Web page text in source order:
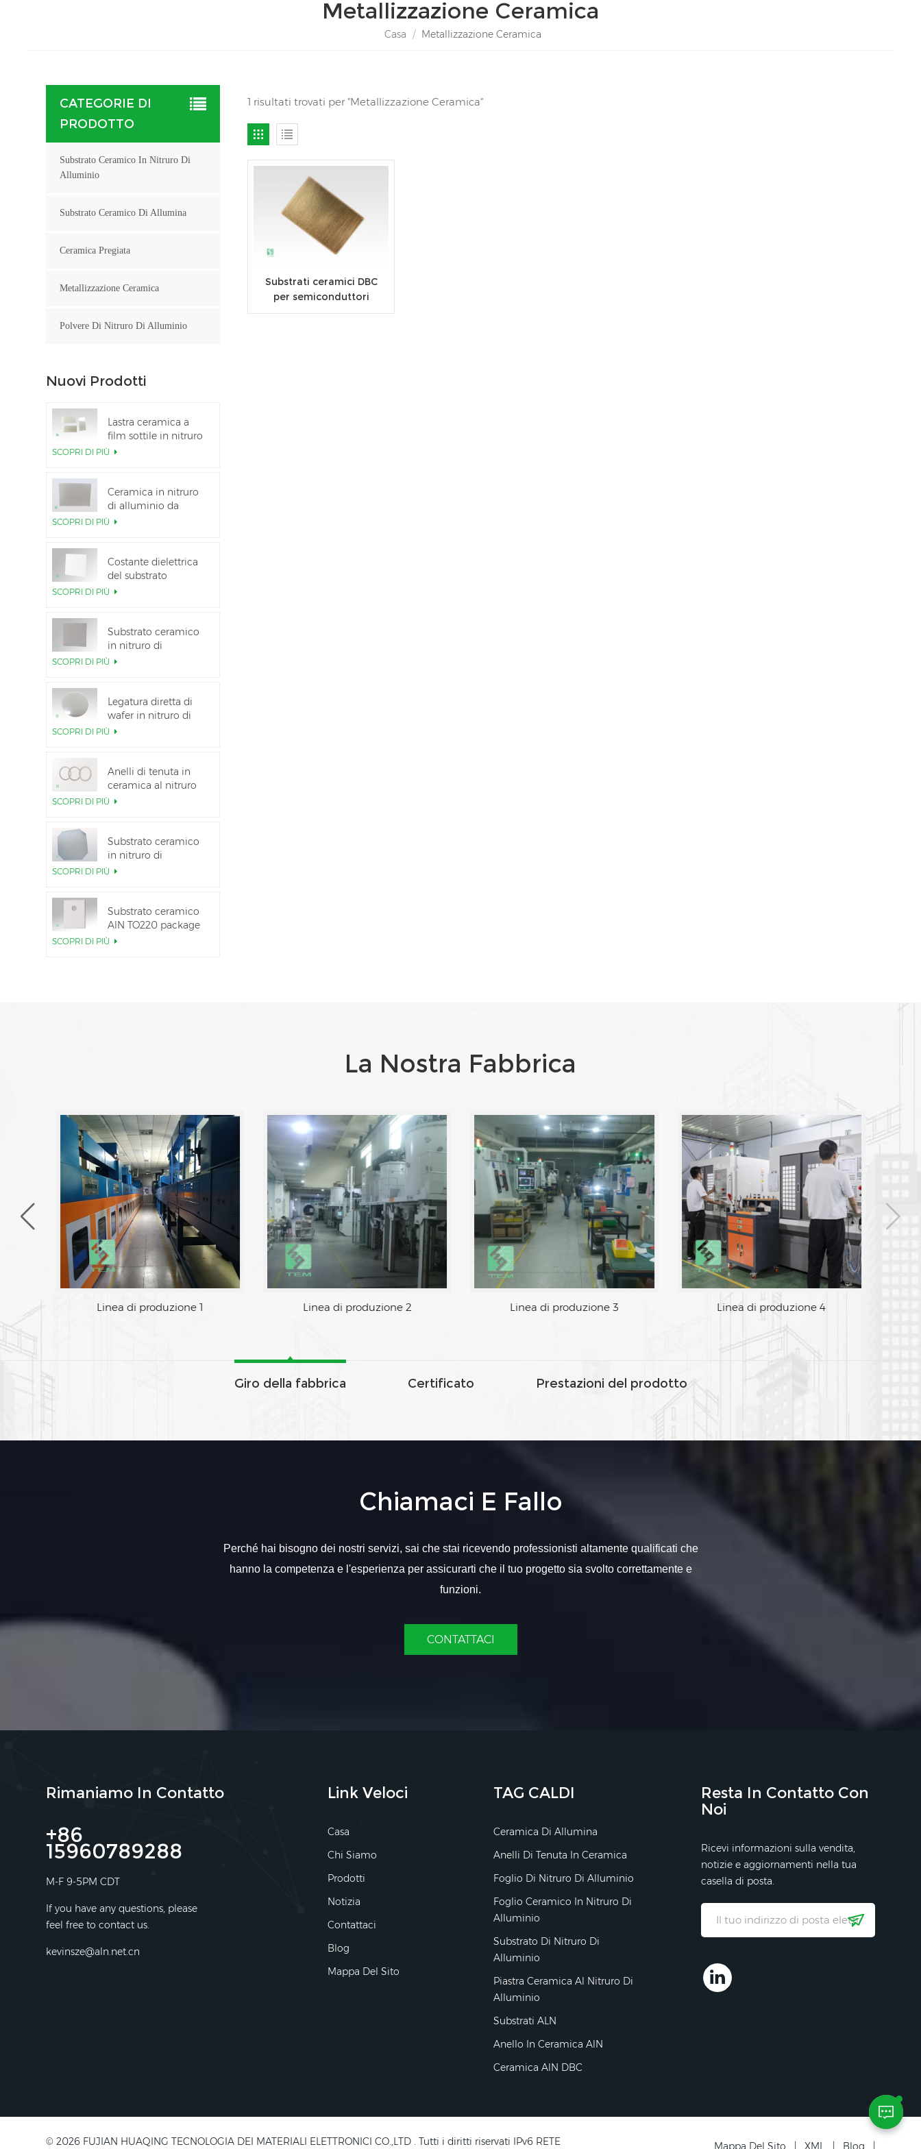
Metallizzazione Ceramica
Casa / Metallizzazione Ceramica
1 risultati trovati per "Metallizzazione Ceramica"
Substrati ceramici DBC
per semiconduttori
CATEGORIE DI
PRODOTTO
Substrato Ceramico In Nitruro Di
Alluminio
Substrato Ceramico Di Allumina
Ceramica Pregiata
Metallizzazione Ceramica
Polvere Di Nitruro Di Alluminio
Nuovi Prodotti
Lastra ceramica a
film sottile in nitruro
di alluminio lucidato
SCOPRI DI PIÙ
Ceramica in nitruro
di alluminio da
5,5×7,5 pollici
SCOPRI DI PIÙ
Costante dielettrica
del substrato
ceramico Al2O3 al
SCOPRI DI PIÙ
Substrato ceramico
in nitruro di
alluminio ad alta
SCOPRI DI PIÙ
Legatura diretta di
wafer in nitruro di
alluminio ceramico
SCOPRI DI PIÙ
Anelli di tenuta in
ceramica al nitruro
di alluminio per
SCOPRI DI PIÙ
Substrato ceramico
in nitruro di
alluminio da 12
SCOPRI DI PIÙ
Substrato ceramico
AlN TO220 package
SCOPRI DI PIÙ
La Nostra Fabbrica
Linea di produzione 1 Linea di produzione 2 Linea di produzione 3 Linea di produzione 4
Giro della fabbrica Certificato Prestazioni del prodotto
Chiamaci E Fallo
Perché hai bisogno dei nostri servizi, sai che stai ricevendo professionisti altamente qualificati che
hanno la competenza e l'esperienza per assicurarti che il tuo progetto sia svolto correttamente e
funzioni.
CONTATTACI
Rimaniamo In Contatto
+86
15960789288
M-F 9-5PM CDT
If you have any questions, please
feel free to contact us.
kevinsze@aln.net.cn
Link Veloci
Casa
Chi Siamo
Prodotti
Notizia
Contattaci
Blog
Mappa Del Sito
TAG CALDI
Ceramica Di Allumina
Anelli Di Tenuta In Ceramica
Foglio Di Nitruro Di Alluminio
Foglio Ceramico In Nitruro Di
Alluminio
Substrato Di Nitruro Di
Alluminio
Piastra Ceramica Al Nitruro Di
Alluminio
Substrati ALN
Anello In Ceramica AlN
Ceramica AlN DBC
Resta In Contatto Con
Noi
Ricevi informazioni sulla vendita,
notizie e aggiornamenti nella tua
casella di posta.
© 2026 FUJIAN HUAQING TECNOLOGIA DEI MATERIALI ELETTRONICI CO.,LTD . Tutti i diritti riservati IPv6 RETE Mappa Del Sito XML Blog